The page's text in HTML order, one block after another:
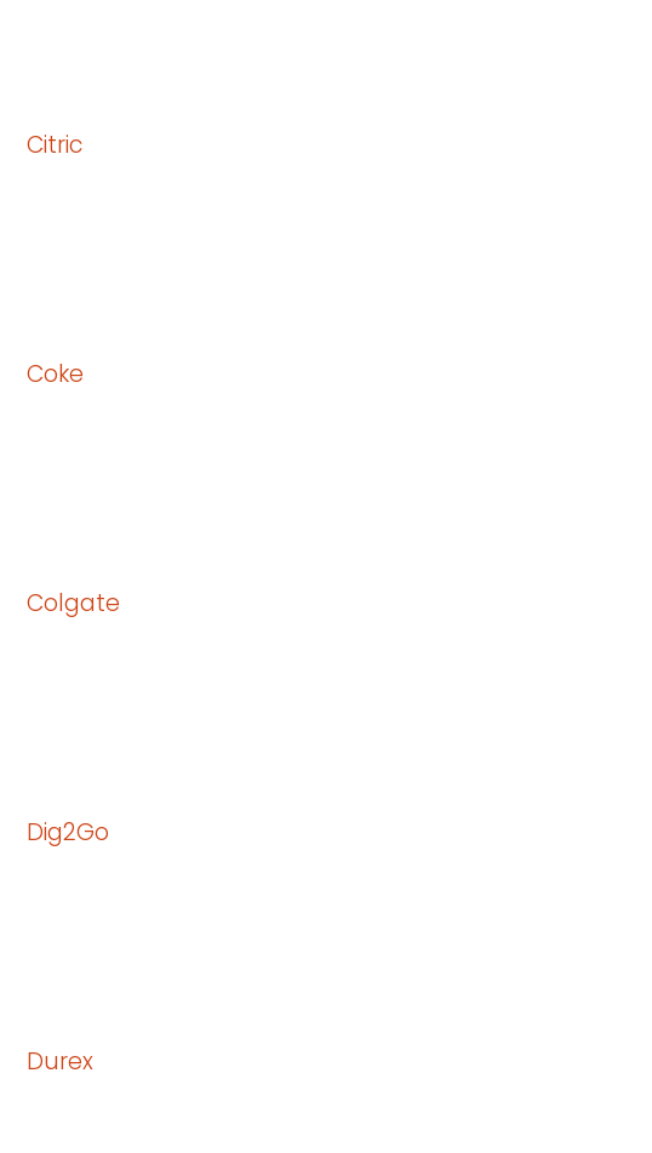
Citric
Coke
Colgate
Dig2Go
Durex